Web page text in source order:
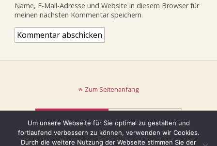
Name, E-Mail-Adresse und Website in diesem Browser für
meinen nächsten Kommentar speichern.
Zum Seitenanfang
Mobil Desktop
© keinblatt.de
Um unsere Webseite für Sie optimal zu gestalten und
fortlaufend verbessern zu können, verwenden wir Cookies.
Durch die weitere Nutzung der Webseite stimmen Sie der